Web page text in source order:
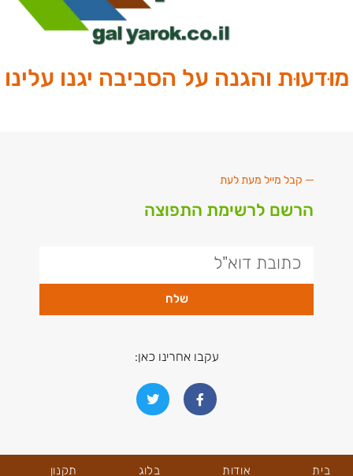
מוּדעוּת והגנה על הסביבה יגנו עלינו
קבל מייל מעת לעת
הרשם לרשימת התפוצה
שלח
עקבו אחרינו כאן:
בית אודות בלוג תקנון